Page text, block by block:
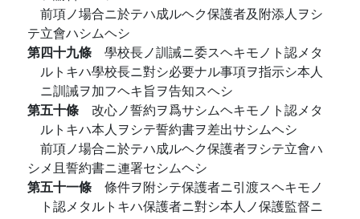
前項ノ場合ニ於テハ成ルヘク保護者及附添人ヲシ
テ立會ハシムヘシ
第四十九條 學校長ノ訓誡ニ委スヘキモノト認メタ
ルトキハ學校長ニ對シ必要ナル事項ヲ指示シ本人
ニ訓誡ヲ加フヘキ旨ヲ告知スヘシ
第五十條 改心ノ誓約ヲ爲サシムヘキモノト認メタ
ルトキハ本人ヲシテ誓約書ヲ差出サシムヘシ
前項ノ場合ニ於テハ成ルヘク保護者ヲシテ立會ハ
シメ且誓約書ニ連署セシムヘシ
第五十一條 條件ヲ附シテ保護者ニ引渡スヘキモノ
ト認メタルトキハ保護者ニ對シ本人ノ保護監督ニ